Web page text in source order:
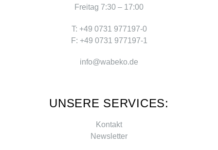
Freitag 7:30 – 17:00
T: +49 0731 977197-0
F: +49 0731 977197-1
info@wabeko.de
UNSERE SERVICES:
Kontakt
Newsletter